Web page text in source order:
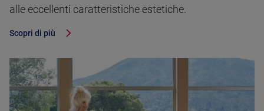
alle eccellenti caratteristiche estetiche.
Scopri di più